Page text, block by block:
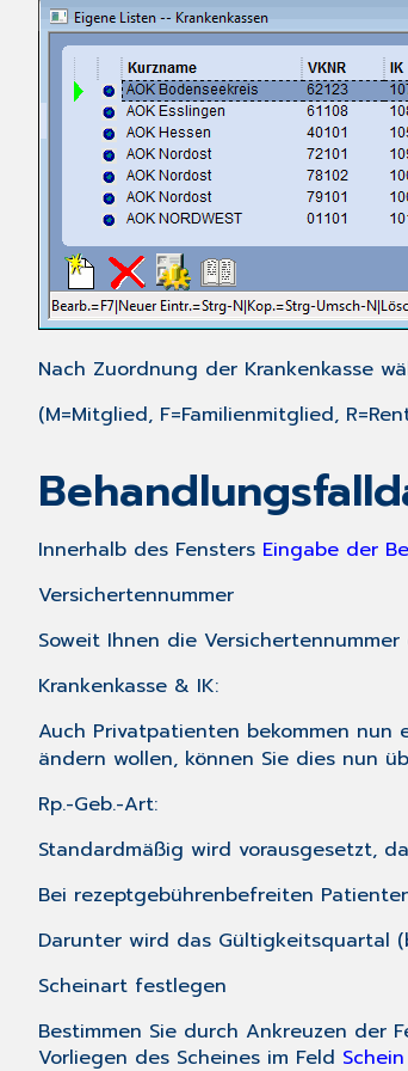
Nach Zuordnung der Krankenkasse
(M=Mitglied, F=Familienmitglied,
Innerhalb des Fensters Eingabe der
Versichertennummer
Soweit Ihnen die
Krankenkasse & IK:
Auch Privatpatienten bekommen nun
ändern wollen, können Sie dies nun
Rp.-Geb.-Art:
Standardmäßig wird vorausgesetzt,
Bei rezeptgebührenbefreiten
Darunter wird das Gültigkeitsquartal
Scheinart festlegen
Bestimmen Sie durch Ankreuzen der
Vorliegen des Scheines im Feld